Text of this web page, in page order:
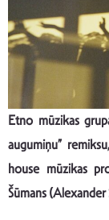
Etno mūzikas
augumiņu”
house mūzikas
Šūmans (Alexander